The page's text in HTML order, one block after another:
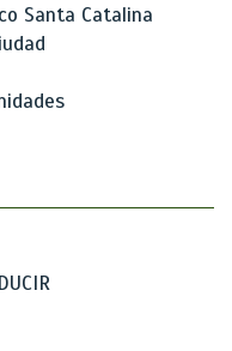
Santa Catalina